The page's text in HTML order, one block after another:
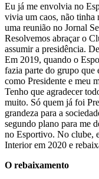
Eu já me envolvia no
vivia um caos, não tinha
uma reunião no Jornal
Resolvemos abraçar o
assumir a presidência.
Em 2019, quando o
fazia parte do grupo que
como Presidente e meu
Tenho que agradecer
muito. Só quem já foi
grandeza para a
segundo plano para me
no Esportivo. No clube,
Interior em 2020 e
O rebaixamento